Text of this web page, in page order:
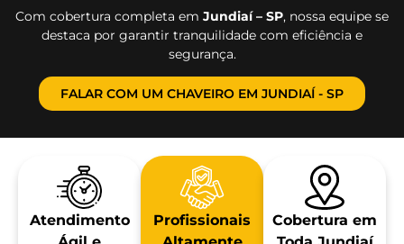
Com cobertura completa em Jundiaí – SP, nossa equipe se
destaca por garantir tranquilidade com eficiência e
segurança.
FALAR COM UM CHAVEIRO EM JUNDIAÍ - SP
Atendimento
Profissionais
Cobertura em